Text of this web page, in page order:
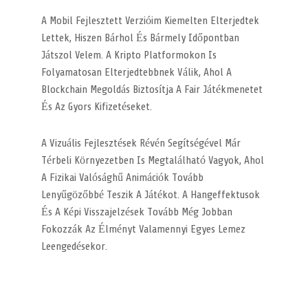
A Mobil Fejlesztett Verzióim Kiemelten Elterjedtek
Lettek, Hiszen Bárhol És Bármely Időpontban
Játszol Velem. A Kripto Platformokon Is
Folyamatosan Elterjedtebbnek Válik, Ahol A
Blockchain Megoldás Biztosítja A Fair Játékmenetet
És Az Gyors Kifizetéseket.
A Vizuális Fejlesztések Révén Segítségével Már
Térbeli Környezetben Is Megtalálható Vagyok, Ahol
A Fizikai Valósághű Animációk Tovább
Lenyűgözőbbé Teszik A Játékot. A Hangeffektusok
És A Képi Visszajelzések Tovább Még Jobban
Fokozzák Az Élményt Valamennyi Egyes Lemez
Leengedésekor.